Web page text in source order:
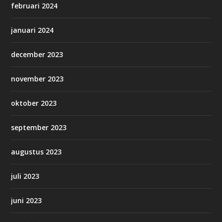
februari 2024
januari 2024
december 2023
november 2023
oktober 2023
september 2023
augustus 2023
juli 2023
juni 2023